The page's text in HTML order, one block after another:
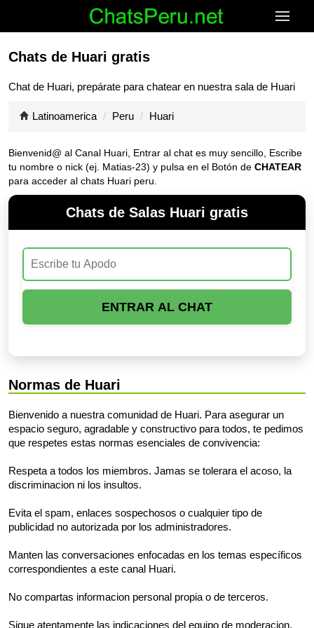
Chats de Huari gratis
Chat de Huari, prepárate para chatear en nuestra sala de Huari
Latinoamerica Peru Huari
Bienvenid@ al Canal Huari , Entrar al chat es muy sencillo, Escribe
tu nombre o nick (ej. Matias-23) y pulsa en el Botón de CHATEAR
para acceder al chats Huari peru.
Chats de Salas Huari gratis
ENTRAR AL CHAT
Normas de Huari
Bienvenido a nuestra comunidad de Huari. Para asegurar un
espacio seguro, agradable y constructivo para todos, te pedimos
que respetes estas normas esenciales de convivencia:
Respeta a todos los miembros. Jamas se tolerara el acoso, la
discriminacion ni los insultos.
Evita el spam, enlaces sospechosos o cualquier tipo de
publicidad no autorizada por los administradores.
Manten las conversaciones enfocadas en los temas específicos
correspondientes a este canal Huari.
No compartas informacion personal propia o de terceros.
Sigue atentamente las indicaciones del equipo de moderacion.